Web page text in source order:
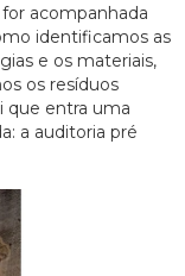
acompanhada
identificamos as
e os materiais,
os resíduos
que entra uma
a auditoria pré